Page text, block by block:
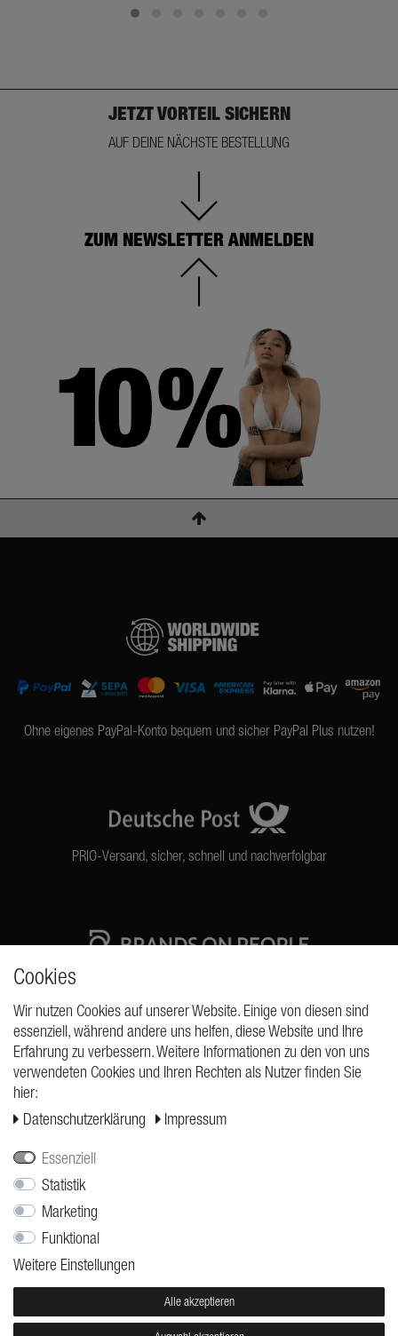
JETZT VORTEIL SICHERN
AUF DEINE NÄCHSTE BESTELLUNG
ZUM NEWSLETTER ANMELDEN
Ohne eigenes PayPal-Konto bequem und sicher PayPal Plus nutzen!
PRIO-Versand, sicher, schnell und nachverfolgbar
ANFRAGEN
Widerrufs­formular
Jobs
Cookies
Wir nutzen Cookies auf unserer Website. Einige von diesen sind
essenziell, während andere uns helfen, diese Website und Ihre
Erfahrung zu verbessern. Weitere Informationen zu den von uns
verwendeten Cookies und Ihren Rechten als Nutzer finden Sie
hier:
Daten­schutz­erklärung
Impressum
Essenziell
Statistik
Marketing
Funktional
Weitere Einstellungen
Alle akzeptieren